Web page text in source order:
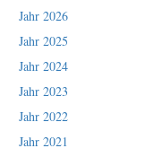
Jahr 2026
Jahr 2025
Jahr 2024
Jahr 2023
Jahr 2022
Jahr 2021